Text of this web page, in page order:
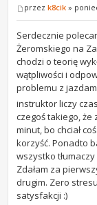
przezk8cik »
Serdecznie
Żeromskiego na
chodzi o teorię
wątpliwości i
problemu z
instruktor liczy
czegoś takiego, że
minut, bo chciał
korzyść. Ponadto
wszystko
Zdałam za
drugim. Zero
satysfakcji :)